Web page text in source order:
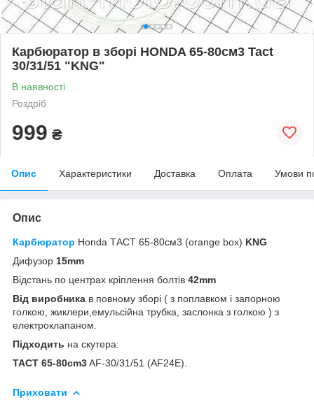
Карбюратор в зборі HONDA 65-80см3 Tact
30/31/51 "KNG"
В наявності
Роздріб
999 ₴
Опис Характеристики Доставка Оплата Умови
Опис
Карбюратор Honda ТАСT 65-80см3 (orange box) KNG
Дифузор 15mm
Відстань по центрах кріплення болтів 42mm
Від виробника в повному зборі ( з поплавком і запорною
голкою, жиклери,емульсійна трубка, заслонка з голкою ) з
електроклапаном.
Підходить на скутера:
TACT 65-80cm3AF-30/31/51 (AF24E).
Приховати